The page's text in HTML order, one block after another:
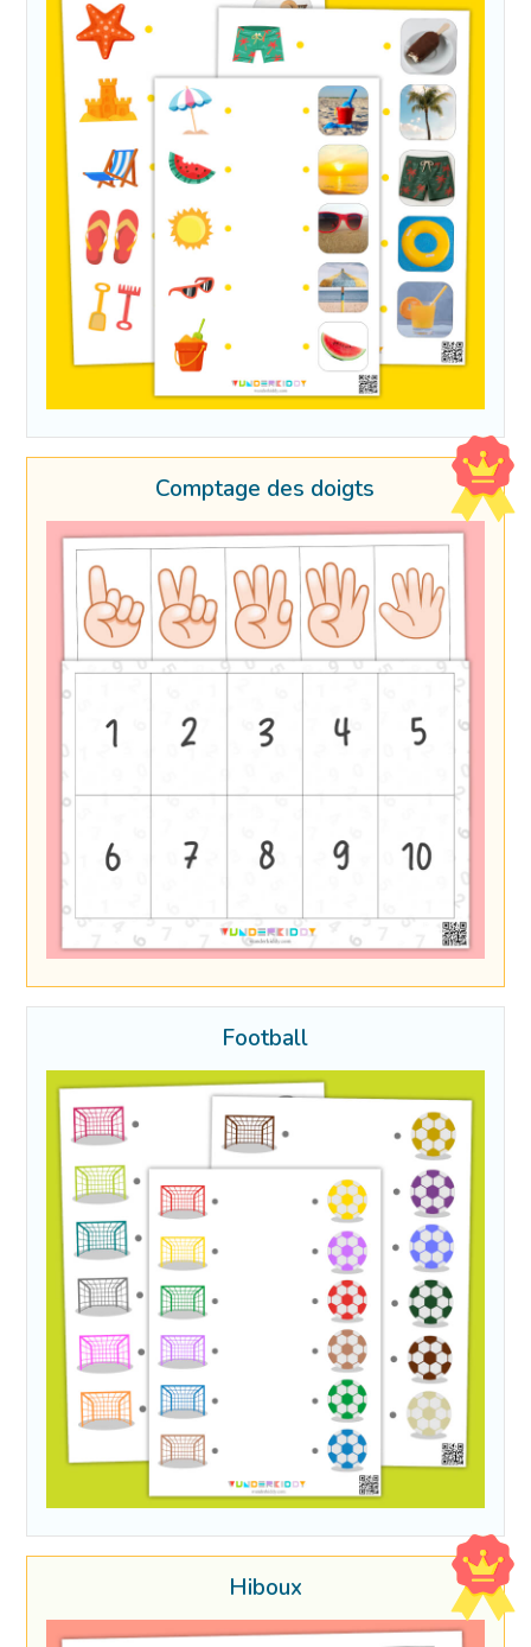
Comptage des doigts
Football
Hiboux